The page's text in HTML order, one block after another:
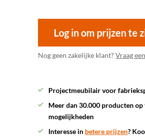
Log in om prijzen te
Nog geen zakelijke klant?Vraag
Projectmeubilair voor
Meer dan 30.000 producten
mogelijkheden
Interesse in betere prijzen?